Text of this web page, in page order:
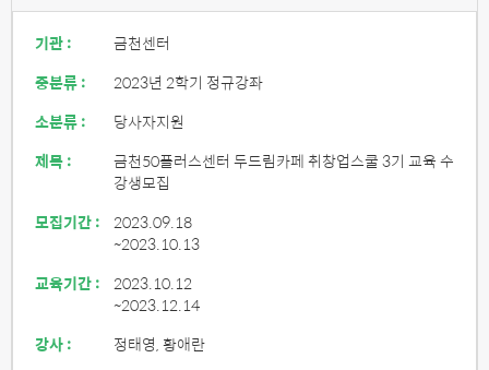
기관 :
금천센터
중분류 :
2023년 2학기 정규강좌
소분류 :
당사자지원
제목 :
금천50플러스센터 두드림카페 취창업스쿨 3기 교육 수
강생모집
모집기간 : 2023.09.18
~2023.10.13
교육기간 : 2023.10.12
~2023.12.14
강사 :
정태영, 황애란